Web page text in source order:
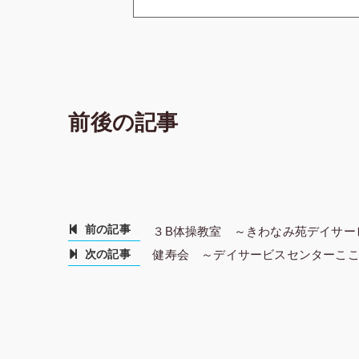
前後の記事
前の記事 ３B体操教室 ～きわなみ苑デイサー
次の記事 健寿会 ～デイサービスセンターここ